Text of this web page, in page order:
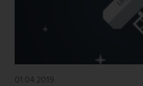
01.04.2019